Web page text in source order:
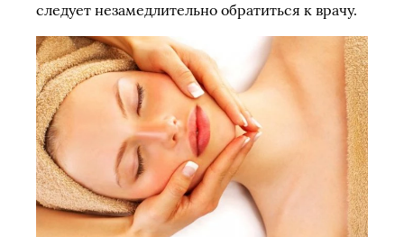
следует незамедлительно обратиться к врачу.